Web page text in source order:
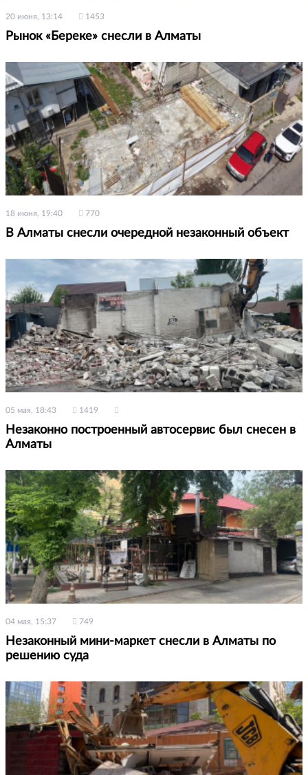
20 июня, 13:14 1453
Рынок «Береке» снесли в Алматы
18 июня, 19:40 770
В Алматы снесли очередной незаконный объект
05 мая, 18:43 1419
Незаконно построенный автосервис был снесен в
Алматы
04 мая, 15:37 749
Незаконный мини-маркет снесли в Алматы по
решению суда